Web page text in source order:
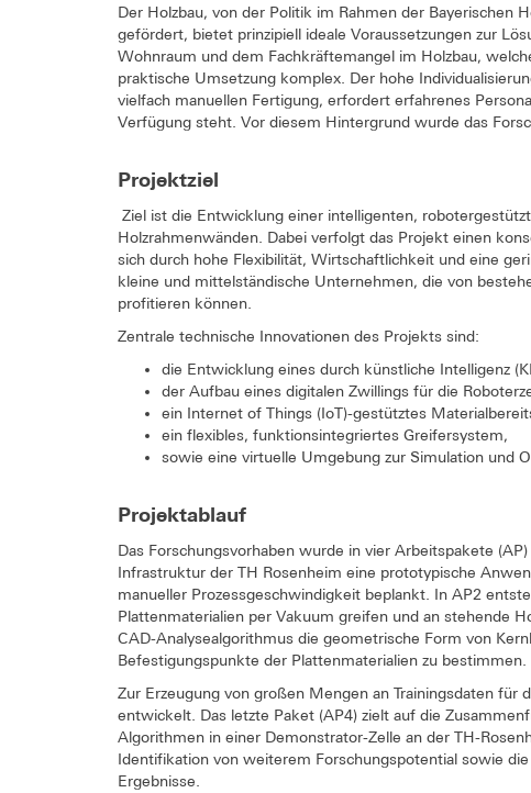
Der Holzbau, von der Politik im Rahmen der Bayerischen
gefördert, bietet prinzipiell ideale Voraussetzungen zur
Wohnraum und dem Fachkräftemangel im Holzbau,
praktische Umsetzung komplex. Der hohe
vielfach manuellen Fertigung, erfordert erfahrenes
Verfügung steht. Vor diesem Hintergrund wurde das
Projektziel
Ziel ist die Entwicklung einer intelligenten,
Holzrahmenwänden. Dabei verfolgt das Projekt einen
sich durch hohe Flexibilität, Wirtschaftlichkeit und eine
kleine und mittelständische Unternehmen, die von
profitieren können.
Zentrale technische Innovationen des Projekts sind:
die Entwicklung eines durch künstliche Intelligenz
der Aufbau eines digitalen Zwillings für die
ein Internet of Things (IoT)-gestütztes
ein flexibles, funktionsintegriertes Greifersystem,
sowie eine virtuelle Umgebung zur Simulation und
Projektablauf
Das Forschungsvorhaben wurde in vier Arbeitspakete
Infrastruktur der TH Rosenheim eine prototypische
manueller Prozessgeschwindigkeit beplankt. In AP2
Plattenmaterialien per Vakuum greifen und an stehende
CAD-Analysealgorithmus die geometrische Form von
Befestigungspunkte der Plattenmaterialien zu bestimmen.
Zur Erzeugung von großen Mengen an Trainingsdaten
entwickelt. Das letzte Paket (AP4) zielt auf die
Algorithmen in einer Demonstrator-Zelle an der TH-
Identifikation von weiterem Forschungspotential sowie
Ergebnisse.